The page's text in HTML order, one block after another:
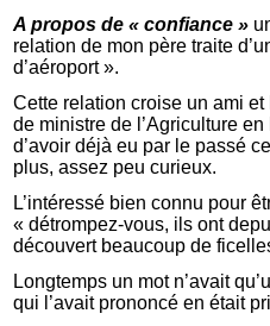
A propos de « confiance »
relation de mon père traite
d’aéroport ».
Cette relation croise un ami
de ministre de l’Agriculture
d’avoir déjà eu par le passé
plus, assez peu curieux.
L’intéressé bien connu pour
« détrompez-vous, ils ont
découvert beaucoup de
Longtemps un mot n’avait
qui l’avait prononcé en était